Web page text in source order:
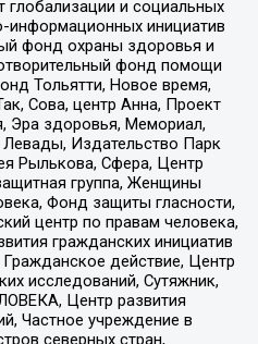
глобализации и социальных
информационных инициатив
фонд охраны здоровья и
фонд помощи
Тольятти, Новое время,
Сова, центр Анна, Проект
Эра здоровья, Мемориал,
Издательство Парк
Рылькова, Сфера, Центр
группа, Женщины
Фонд защиты гласности,
центр по правам человека,
гражданских инициатив
Гражданское действие, Центр
исследований, Сутяжник,
Центр развития
Частное учреждение в
северных стран,